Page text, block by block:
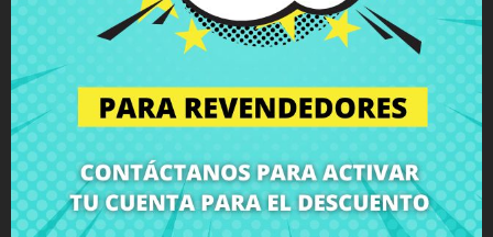
Bisagra izquierda Acer Aspire E1-522
Packard Bell TE69KB
con tornillos incluidos
CompraBisagra izquierda Acer Aspire E1-522 Packard Bell
TE69KBal mejor precio en CRParts - PRODUCTO USADO